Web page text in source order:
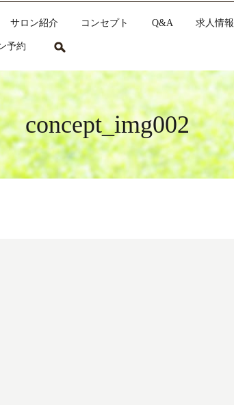
サロン紹介 コンセプト Q&A 求人情報
予約
concept_img002